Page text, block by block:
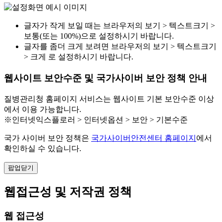
글자가 작게 보일 때는 브라우저의 보기 > 텍스트크기 >
보통(또는 100%)으로 설정하시기 바랍니다.
글자를 좀더 크게 보려면 브라우저의 보기 > 텍스트크기
> 크게 로 설정하시기 바랍니다.
웹사이트 보안수준 및 국가사이버 보안 정책 안내
질병관리청 홈페이지 서비스는 웹사이트 기본 보안수준 이상
에서 이용 가능합니다.
※인터넷익스플로러 > 인터넷옵션 > 보안 > 기본수준
국가 사이버 보안 정책은 국가사이버안전센터 홈페이지 에서
확인하실 수 있습니다.
팝업닫기
웹접근성 및 저작권 정책
웹 접근성